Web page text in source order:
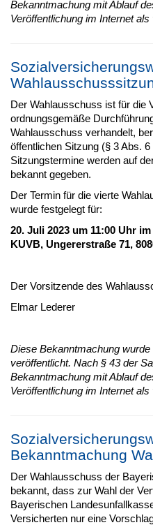
Bekanntmachung mit Ablauf
Veröffentlichung im Internet als
Der Wahlausschuss ist für die
ordnungsgemäße
Wahlausschuss verhandelt,
öffentlichen Sitzung (§ 3 Abs.
Sitzungstermine werden auf
bekannt gegeben.
Der Termin für die vierte
wurde festgelegt für:
20. Juli 2023 um 11:00 Uhr
KUVB, Ungererstraße 71,
Der Vorsitzende des
Elmar Lederer
Diese Bekanntmachung
veröffentlicht. Nach § 43 der
Bekanntmachung mit Ablauf
Veröffentlichung im Internet als
Bekanntmachung
Der Wahlausschuss der
bekannt, dass zur Wahl der
Bayerischen
Versicherten nur eine